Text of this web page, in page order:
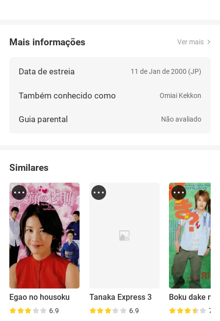
Mais informações Ver mais
Data de estreia 11 de Jan de 2000 (JP)
Também conhecido como Omiai Kekkon
Guia parental Não avaliado
Similares
Egao no housoku
6.9
Tanaka Express 3
6.9 7.5